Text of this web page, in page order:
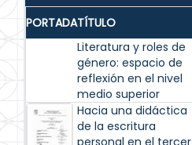
PORTADATÍTULO
Literatura y roles de
género: espacio de
reflexión en el nivel
medio superior
Hacia una didáctica
de la escritura
personal en el tercer